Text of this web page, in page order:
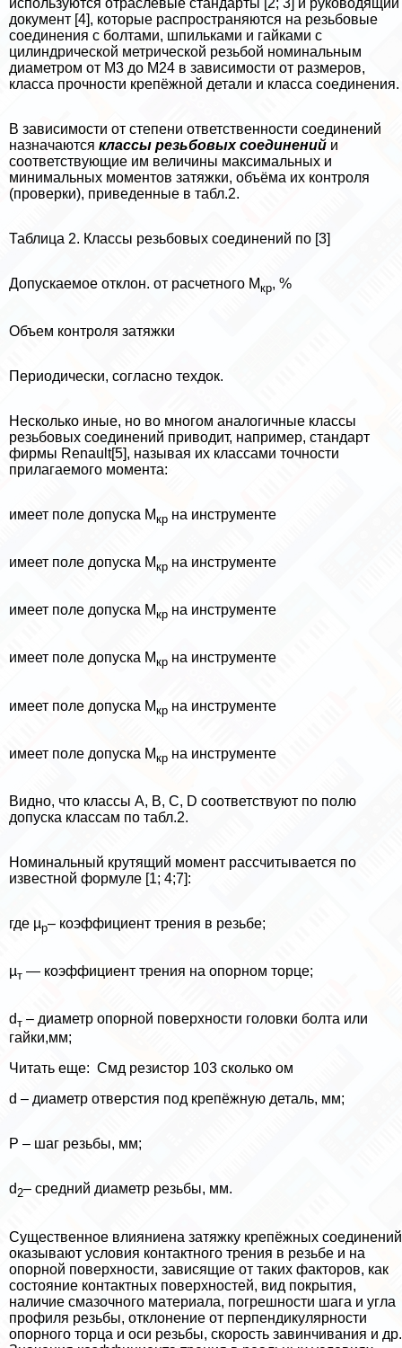
документ [4], которые распространяются на резьбовые
соединения с болтами, шпильками и гайками с
цилиндрической метрической резьбой номинальным
диаметром от М3 до М24 в зависимости от размеров,
класса прочности крепёжной детали и класса соединения.
В зависимости от степени ответственности соединений
назначаются классы резьбовых соединений и
соответствующие им величины максимальных и
минимальных моментов затяжки, объёма их контроля
(проверки), приведенные в табл.2.
Таблица 2. Классы резьбовых соединений по [3]
Допускаемое отклон. от расчетного Мкр, %
Объем контроля затяжки
Периодически, согласно техдок.
Несколько иные, но во многом аналогичные классы
резьбовых соединений приводит, например, стандарт
фирмы Renault[5], называя их классами точности
прилагаемого момента:
имеет поле допуска Мкр на инструменте
имеет поле допуска Мкр на инструменте
имеет поле допуска Мкр на инструменте
имеет поле допуска Мкр на инструменте
имеет поле допуска Мкр на инструменте
имеет поле допуска Мкр на инструменте
Видно, что классы А, В, С, D соответствуют по полю
допуска классам по табл.2.
Номинальный крутящий момент рассчитывается по
известной формуле [1; 4;7]:
где µр– коэффициент трения в резьбе;
µт — коэффициент трения на опopном торце;
dт – диаметр опopной поверхности головки болта или
гайки,мм;
Читать еще: Смд резистор 103 сколько ом
d – диаметр отверстия под крепёжную деталь, мм;
Р – шаг резьбы, мм;
d2– средний диаметр резьбы, мм.
Существенное влияниена затяжку крепёжных соединений
оказывают условия контактного трения в резьбе и на
опopной поверхности, зависящие от таких факторов, как
состояние контактных поверхностей, вид покрытия,
наличие смaзoчного материала, погрешности шага и угла
профиля резьбы, отклонение от перпендикулярности
опopного торца и оси резьбы, скорость завинчивания и др.